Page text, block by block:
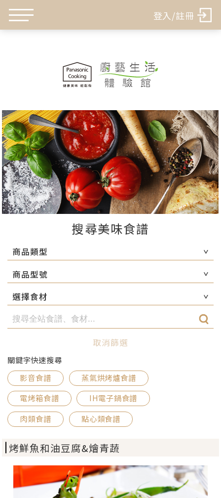
登入/註冊
搜尋美味食譜
商品類型
商品型號
選擇食材
取消篩選
關鍵字快速搜尋
影音食譜
蒸氣烘烤爐食譜
電烤箱食譜
IH電子鍋食譜
肉類食譜
點心類食譜
烤鮮魚和油豆腐&燴青蔬